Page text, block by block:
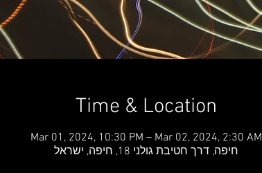
Time & Location
Mar 01, 2024, 10:30 PM – Mar 02, 2024, 2:30 AM
חיפה, דרך חטיבת גולני 18, חיפה, ישראל